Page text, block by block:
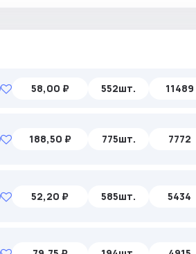
58,00 ₽ 552шт. 11489
188,50 ₽ 775шт. 7772
52,20 ₽ 585шт. 5434